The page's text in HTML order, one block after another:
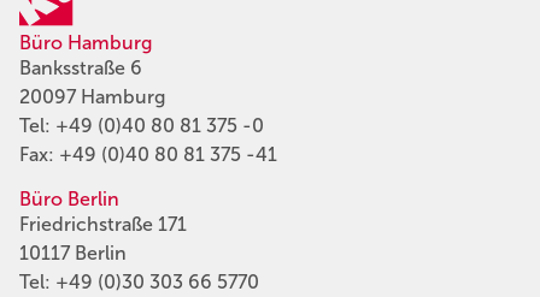
Büro Hamburg
Banksstraße 6
20097 Hamburg
Tel: +49 (0)40 80 81 375 -0
Fax: +49 (0)40 80 81 375 -41
Büro Berlin
Friedrichstraße 171
10117 Berlin
Tel: +49 (0)30 303 66 5770